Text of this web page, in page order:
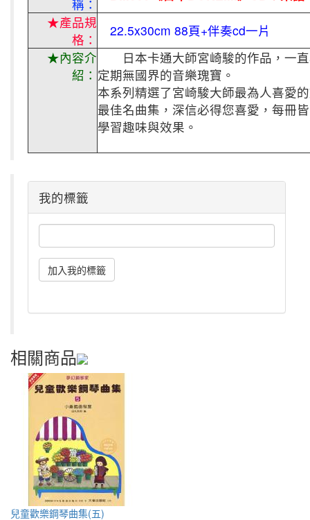
稱：
★產品規
格：
22.5x30cm 88頁+伴奏cd一片
★內容介
紹：
日本卡通大師宮崎駿的作品，一直
定期無國界的音樂瑰寶。
本系列精選了宮崎駿大師最為人喜愛
最佳名曲集，深信必得您喜愛，每冊
學習趣味與效果。
我的標籤
相關商品
兒童歡樂鋼琴曲集(五)